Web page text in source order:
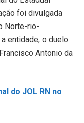
foi divulgada
Norte-rio-
entidade, o duelo
Antonio da
do JOL RN no